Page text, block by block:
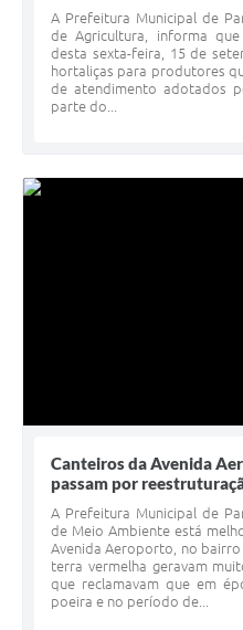
A Prefeitura Municipal de
de Agricultura, informa
desta sexta-feira, 15 de
hortaliças para produtores
de atendimento adotados
parte do...
Canteiros da Avenida
passam por
A Prefeitura Municipal de
de Meio Ambiente está
Avenida Aeroporto, no
terra vermelha geravam
que reclamavam que em
poeira e no período de...